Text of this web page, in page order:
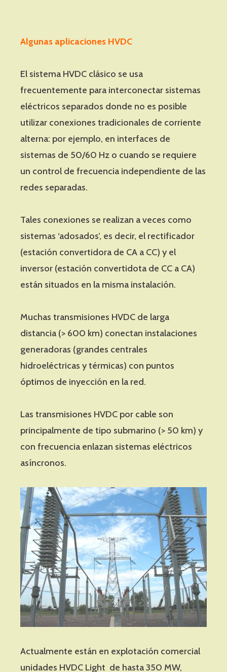
Algunas aplicaciones HVDC
El sistema HVDC clásico se usa
frecuentemente para interconectar sistemas
eléctricos separados donde no es posible
utilizar conexiones tradicionales de corriente
alterna: por ejemplo, en interfaces de
sistemas de 50/60 Hz o cuando se requiere
un control de frecuencia independiente de las
redes separadas.
Tales conexiones se realizan a veces como
sistemas ‘adosados’, es decir, el rectificador
(estación convertidora de CA a CC) y el
inversor (estación convertidota de CC a CA)
están situados en la misma instalación.
Muchas transmisiones HVDC de larga
distancia (> 600 km) conectan instalaciones
generadoras (grandes centrales
hidroeléctricas y térmicas) con puntos
óptimos de inyección en la red.
Las transmisiones HVDC por cable son
principalmente de tipo submarino (> 50 km) y
con frecuencia enlazan sistemas eléctricos
asíncronos.
Actualmente están en explotación comercial
unidades HVDC Light de hasta 350 MW,